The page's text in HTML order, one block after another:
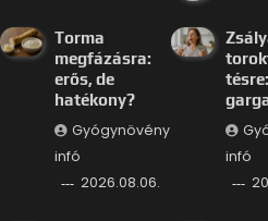
Torma
megfázásra:
erős, de
hatékony?
Gyógynövény
infó
2026.08.06.
infó